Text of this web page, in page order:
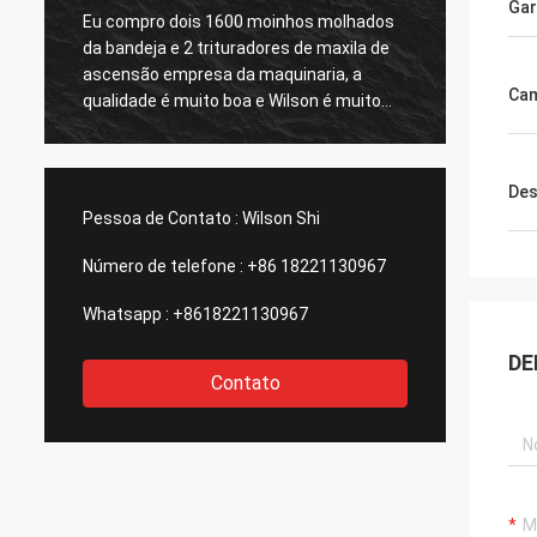
Ascensão a empresa proporcionou-me o
bom serviço da após-venda após ter
comprado sua planta de molho do minério
do ouro, de que é importante para mim,
considerará para comprar a segunda
Pessoa de Contato : Wilson Shi
Número de telefone : +86 18221130967
Whatsapp : +8618221130967
Contato